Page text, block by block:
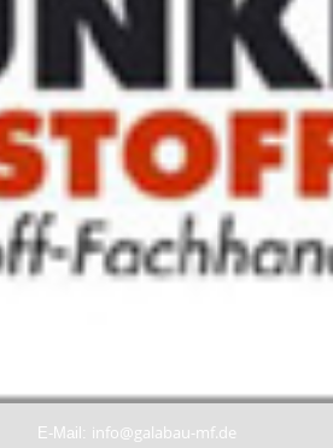
E-Mail: info@galabau-mf.de